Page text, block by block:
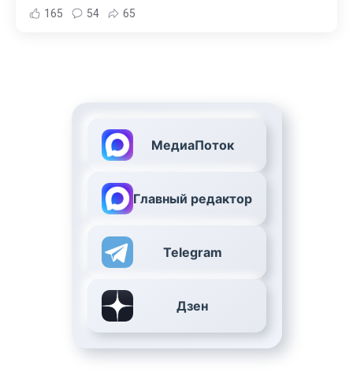
165 54 65
МедиаПоток
Главный редактор
Telegram
Дзен